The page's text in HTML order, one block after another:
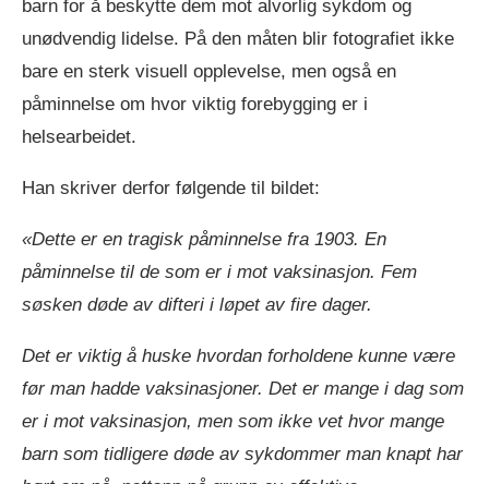
barn for å beskytte dem mot alvorlig sykdom og
unødvendig lidelse. På den måten blir fotografiet ikke
bare en sterk visuell opplevelse, men også en
påminnelse om hvor viktig forebygging er i
helsearbeidet.
Han skriver derfor følgende til bildet:
«Dette er en tragisk påminnelse fra 1903. En
påminnelse til de som er i mot vaksinasjon. Fem
søsken døde av difteri i løpet av fire dager.
Det er viktig å huske hvordan forholdene kunne være
før man hadde vaksinasjoner. Det er mange i dag som
er i mot vaksinasjon, men som ikke vet hvor mange
barn som tidligere døde av sykdommer man knapt har